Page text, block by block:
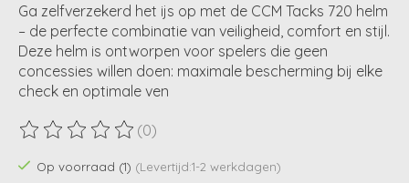
Ga zelfverzekerd het ijs op met de CCM Tacks 720 helm
– de perfecte combinatie van veiligheid, comfort en stijl.
Deze helm is ontworpen voor spelers die geen
concessies willen doen: maximale bescherming bij elke
check en optimale ven
De beoordeling van dit product is
(0)
Op voorraad (1) (Levertijd:1-2 werkdagen)